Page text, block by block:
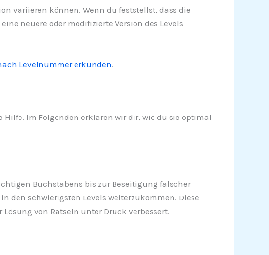
variieren können. Wenn du feststellst, dass die
neuere oder modifizierte Version des Levels
Levelnummer erkunden.
Im Folgenden erklären wir dir, wie du sie optimal
Buchstabens bis zur Beseitigung falscher
den schwierigsten Levels weiterzukommen. Diese
von Rätseln unter Druck verbessert.